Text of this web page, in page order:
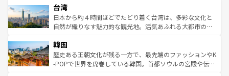
情報は
人々、おいしいローカルフードやハワイアンミュージッ
ク、伝統的なフラダンスなど、すべてがハワイの魅力を彩
っている。訪れるたびに新しい発見と感動が待っているハ
はコンテンツ一覧
リアリーフや大陸中央部にそびえるウルル（エアーズロッ
ク）、タスマニアの美しい原生林やケアンズの熱帯雨林な
ど、見どころがたくさん。また、カフェやワイン、オージ
いる。アクティビティも充実しており、サーフィンやダイ
ビング、ハイキングなど、アウトドア好きにはたまらな
い。オーストラリアの多彩な魅力を存分に味わいつくそ
台湾
日本から約４時間ほどでたどり着く台湾は、多彩な文化と
自然が織りなす魅力的な観光地。活気あふれる大都市の台
ン）、静ひつな山岳地帯である台湾東部など、都市の喧騒
と山間の静けさが共存しており、訪れる人に新しい発見と
驚きをもたらしてくれる。また、奥深い台湾の食文化も魅
韓国
歴史ある王朝文化が残る一方で、最先端のファッションやK
-POPで世界を席巻している韓国。首都ソウルの宮殿や伝統